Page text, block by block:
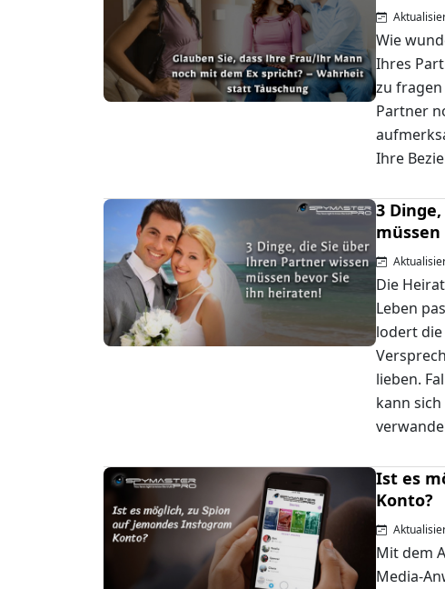
Wie
Ihres
zu fragen
Partner
Ihre
3
Die
Leben
lodert die
lieben.
kann
Ist es
Konto?
Mit dem
Media-